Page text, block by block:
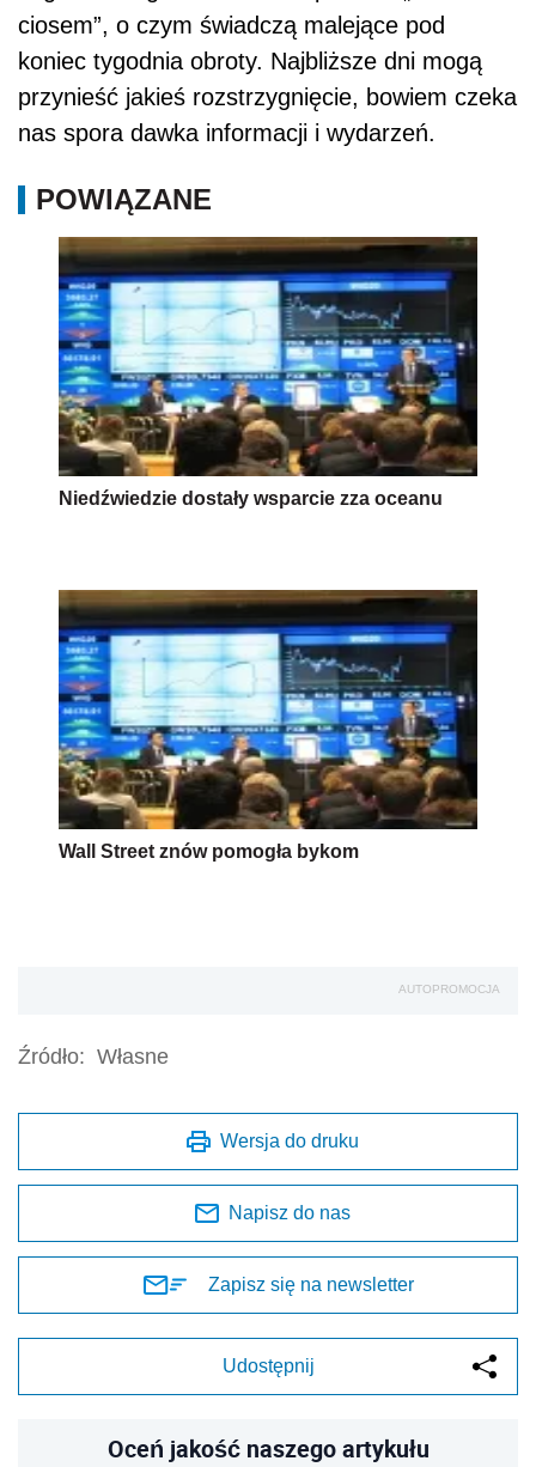
ciosem”, o czym świadczą malejące pod
koniec tygodnia obroty. Najbliższe dni mogą
przynieść jakieś rozstrzygnięcie, bowiem czeka
nas spora dawka informacji i wydarzeń.
POWIĄZANE
Niedźwiedzie dostały wsparcie zza oceanu
Wall Street znów pomogła bykom
AUTOPROMOCJA
Źródło: Własne
Wersja do druku
Napisz do nas
Zapisz się na newsletter
Udostępnij
Oceń jakość naszego artykułu